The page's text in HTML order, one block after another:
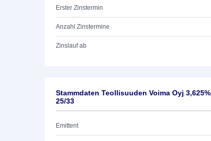
Erster Zinstermin
Anzahl Zinstermine
Zinslauf ab
Stammdaten Teollisuuden Voima Oyj 3,625%
25/33
Emittent